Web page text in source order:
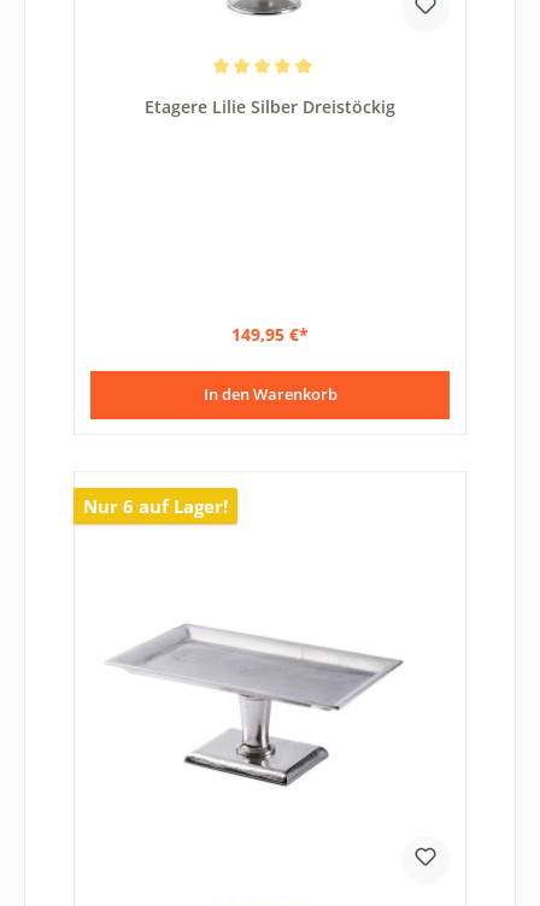
Etagere Lilie Silber Dreistöckig
149,95 €*
In den Warenkorb
Nur 6 auf Lager!